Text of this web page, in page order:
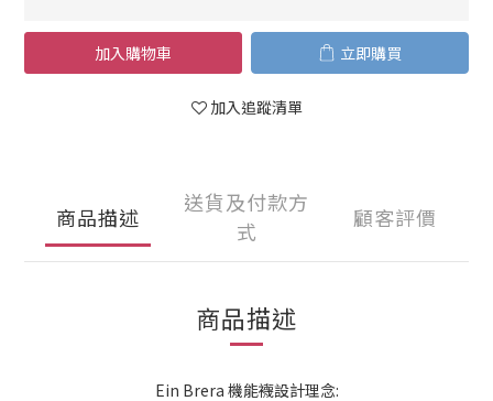
加入購物車 立即購買
加入追蹤清單
商品描述
送貨及付款方
式
顧客評價
商品描述
Ein Brera 機能襪設計理念: